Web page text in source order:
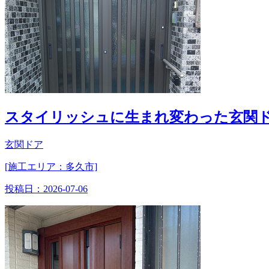
スタイリッシュに生まれ変わった玄関
玄関ドア
[施工エリア：多久市]
投稿日： 2026-07-06